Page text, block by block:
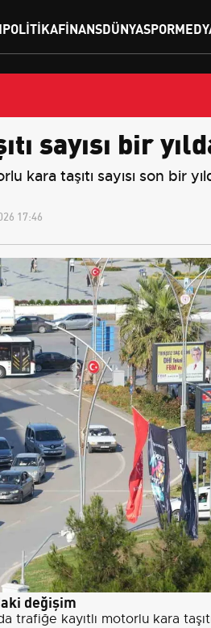
POLITIKAFINANSDÜNYASPOR
sayısı bir
kara taşıtı sayısı son bir
17:46
değişim
trafiğe kayıtlı motorlu kara